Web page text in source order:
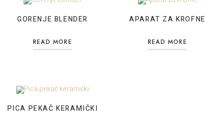
GORENJE BLENDER
READ MORE
APARAT ZA KROFNE
READ MORE
PICA PEKAČ KERAMIČKI